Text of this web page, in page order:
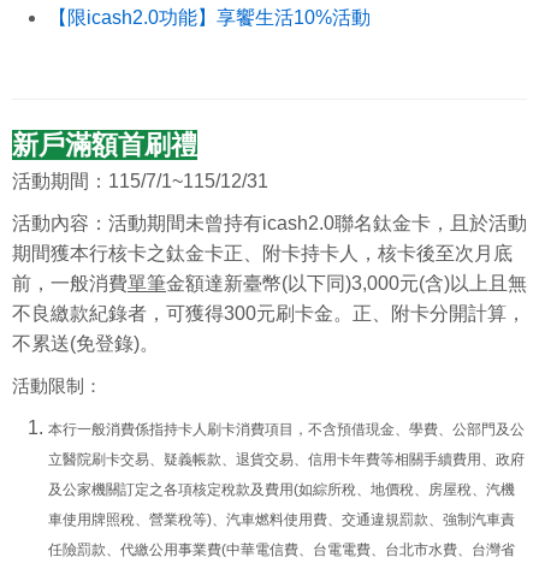
【限icash2.0功能】享饗生活10%活動
新戶滿額首刷禮
活動期間：115/7/1~115/12/31
活動內容： 活動期間未曾持有icash2.0聯名鈦金卡，且於活動
期間獲本行核卡之鈦金卡正、附卡持卡人，核卡後至次月底
前，一般消費單筆金額達新臺幣(以下同)3,000元(含)以上且無
不良繳款紀錄者，可獲得300元刷卡金。正、附卡分開計算，
不累送(免登錄)。
活動限制：
本行一般消費係指持卡人刷卡消費項目，不含預借現金、學費、公部門及公
立醫院刷卡交易、疑義帳款、退貨交易、信用卡年費等相關手續費用、政府
及公家機關訂定之各項核定稅款及費用(如綜所稅、地價稅、房屋稅、汽機
車使用牌照稅、營業稅等)、汽車燃料使用費、交通違規罰款、強制汽車責
任險罰款、代繳公用事業費(中華電信費、台電電費、台北市水費、台灣省